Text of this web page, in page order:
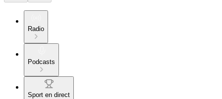
Radio
Podcasts
Sport en direct